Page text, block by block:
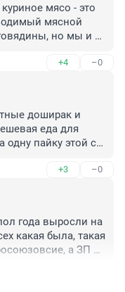
мясо - это
мясной
но мы и
перешли на
рублем за
колбасы.
и новости о
а воз и ныне
и с песней.
+4 –0
доширак и
еда для
одну пайку этой с
изделия - вот
+3 –0
года выросли на
какая была, такая
а ЗП